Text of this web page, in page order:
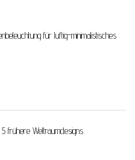
für luftig-minimalistisches
frühere Weltraumdesigns